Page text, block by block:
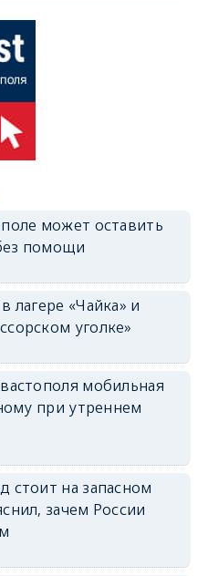
может оставить
помощи
лагере «Чайка» и
уголке»
мобильная
при утреннем
стоит на запасном
зачем России